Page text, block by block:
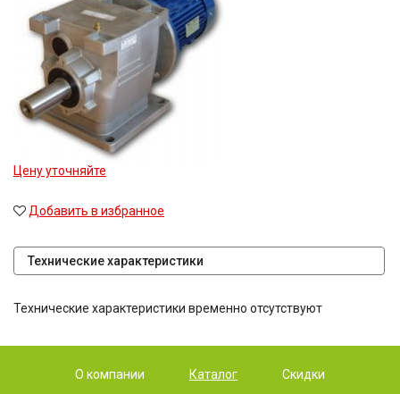
Цену уточняйте
Добавить в избранное
Технические характеристики
Технические характеристики временно отсутствуют
О компании Каталог Скидки